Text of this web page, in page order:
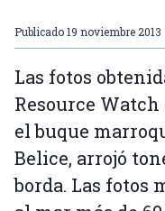
Publicado19 noviembre 2013
Las fotos
Resource
el buque
Belice, arrojó
borda. Las fotos